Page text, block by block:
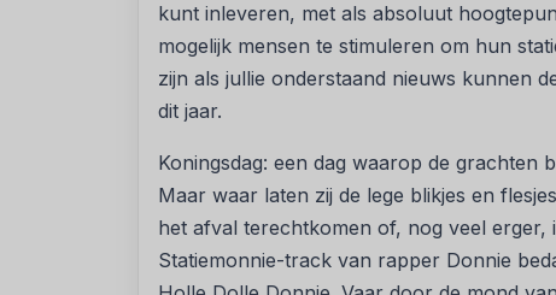
kunt inleveren, met als absoluut
mogelijk mensen te stimuleren om hun
zijn als jullie onderstaand nieuws kunnen
dit jaar.
Koningsdag: een dag waarop de grachten
Maar waar laten zij de lege blikjes en
het afval terechtkomen of, nog veel erger,
Statiemonnie-track van rapper Donnie